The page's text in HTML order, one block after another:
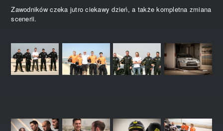
Zawodników czeka jutro ciekawy dzień, a także kompletna zmiana
scenerii.